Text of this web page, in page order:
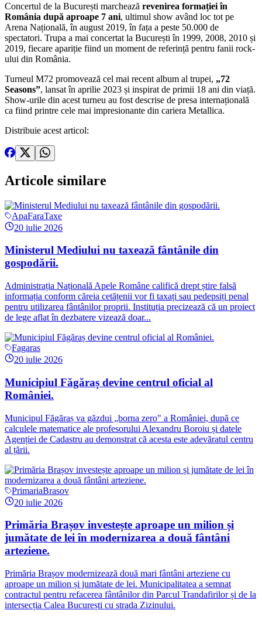
Concertul de la București marchează revenirea formației în
România după aproape 7 ani, ultimul show având loc tot pe
Arena Națională, în august 2019, în fața a peste 50.000 de
spectatori. Trupa a mai concertat la București în 1999, 2008, 2010 și
2019, fiecare apariție fiind un moment de referință pentru fanii rock-
ului din România.
Turneul M72 promovează cel mai recent album al trupei, „72
Seasons”, lansat în aprilie 2023 și inspirat de primii 18 ani din viață.
Show-urile din acest turneu au fost descrise de presa internațională
ca fiind printre cele mai impresionante din cariera Metallica.
Distribuie acest articol:
Articole similare
ApaFaraTaxe
20 iulie 2026
Ministerul Mediului nu taxează fântânile din
gospodării.
Administrația Națională Apele Române califică drept știre falsă
informația conform căreia cetățenii vor fi taxați sau pedepsiți penal
pentru utilizarea fântânilor proprii. Instituția precizează că un proiect
de lege aflat în dezbatere vizează doar...
Fagaras
20 iulie 2026
Municipiul Făgăraș devine centrul oficial al
României.
Municipul Făgăraș va găzdui „borna zero" a României, după ce
calculele matematice ale profesorului Alexandru Boroiu și datele
Agenției de Cadastru au demonstrat că acesta este adevăratul centru
al țării.
PrimariaBrasov
20 iulie 2026
Primăria Brașov investește aproape un milion și
jumătate de lei în modernizarea a două fântâni
arteziene.
Primăria Brașov modernizează două mari fântâni arteziene cu
aproape un milion și jumătate de lei. Municipalitatea a semnat
contractul pentru refacerea fântânilor din Parcul Trandafirilor și de la
intersecția Calea București cu strada Zizinului.